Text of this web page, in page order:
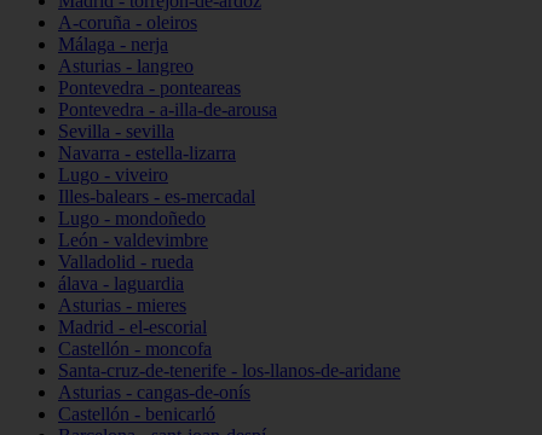
A-coruña - oleiros
Málaga - nerja
Asturias - langreo
Pontevedra - ponteareas
Pontevedra - a-illa-de-arousa
Sevilla - sevilla
Navarra - estella-lizarra
Lugo - viveiro
Illes-balears - es-mercadal
Lugo - mondoñedo
León - valdevimbre
Valladolid - rueda
álava - laguardia
Asturias - mieres
Madrid - el-escorial
Castellón - moncofa
Santa-cruz-de-tenerife - los-llanos-de-aridane
Asturias - cangas-de-onís
Castellón - benicarló